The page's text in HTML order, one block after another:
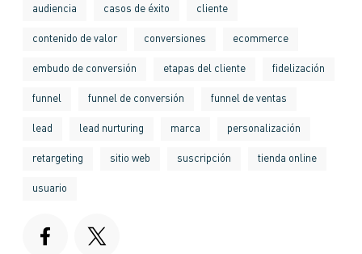
audiencia casos de éxito cliente
contenido de valor conversiones ecommerce
embudo de conversión etapas del cliente fidelización
funnel funnel de conversión funnel de ventas
lead lead nurturing marca personalización
retargeting sitio web suscripción tienda online
usuario